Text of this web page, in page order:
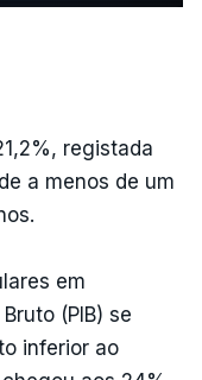
registada
a menos de um
em
(PIB) se
inferior ao